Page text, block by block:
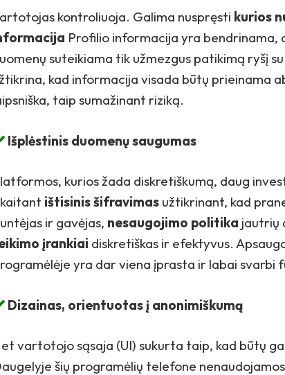
kontroliuoja. Galima nuspręsti kurios
Profilio informacija yra bendrinama,
suteikiama tik užmezgus patikimą ryšį
kad informacija visada būtų prieinama
taip sumažinant riziką.
Išplėstinis duomenų saugumas
kurios žada diskretiškumą, daug
ištisinis šifravimas užtikrinant, kad
ir gavėjas, nesaugojimo politika jautrių
įrankiai diskretiškas ir efektyvus.
yra dar viena įprasta ir labai svarbi
Dizainas, orientuotas į anonimiškumą
vartotojo sąsaja (UI) sukurta taip, kad būtų
šių programėlių telefone